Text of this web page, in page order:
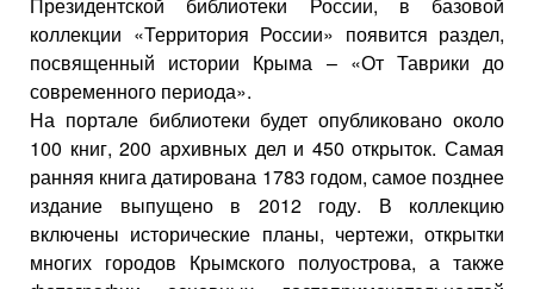
коллекции «Территория России» появится раздел,
посвященный истории Крыма – «От Таврики до
современного периода».
На портале библиотеки будет опубликовано около
100 книг, 200 архивных дел и 450 открыток. Самая
ранняя книга датирована 1783 годом, самое позднее
издание выпущено в 2012 году. В коллекцию
включены исторические планы, чертежи, открытки
многих городов Крымского полуострова, а также